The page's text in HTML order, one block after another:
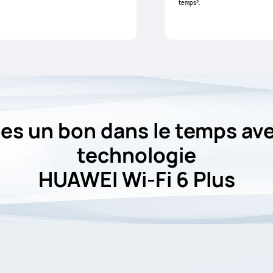
temps .
un bon dans le temps
technologie
HUAWEI Wi-Fi 6 Plus